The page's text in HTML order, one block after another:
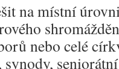
na místní
nebo celé
synody,